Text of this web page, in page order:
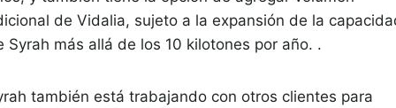
de Vidalia, sujeto a la expansión de la
Syrah más allá de los 10 kilotones por año. .
también está trabajando con otros clientes para